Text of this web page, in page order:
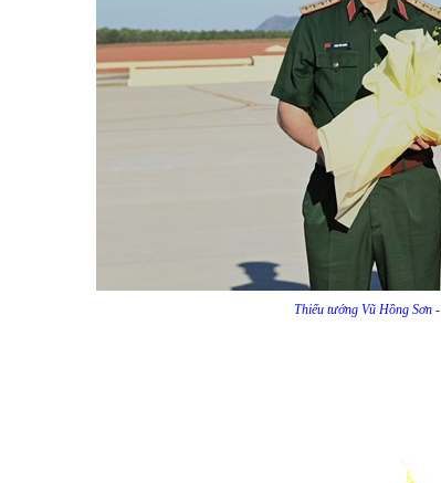
Thiếu tướng Vũ Hồng Sơn
Khởi công 3 gói thầu chính xây
hàng không quốc tế Long Thành và